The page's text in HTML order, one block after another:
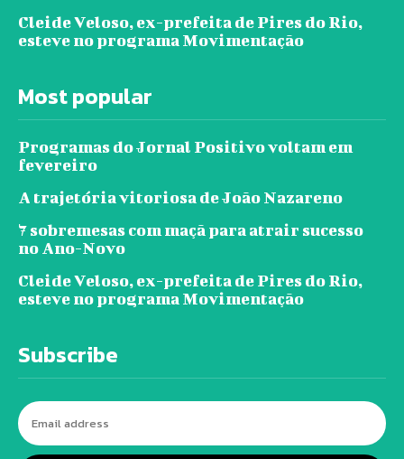
Cleide Veloso, ex-prefeita de Pires do Rio,
esteve no programa Movimentação
Most popular
Programas do Jornal Positivo voltam em
fevereiro
A trajetória vitoriosa de João Nazareno
7 sobremesas com maçã para atrair sucesso
no Ano-Novo
Cleide Veloso, ex-prefeita de Pires do Rio,
esteve no programa Movimentação
Subscribe